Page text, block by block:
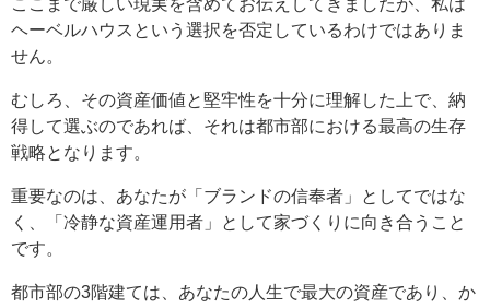
ヘーベルハウスという選択を否定しているわけではありま
せん。
むしろ、その資産価値と堅牢性を十分に理解した上で、納
得して選ぶのであれば、それは都市部における最高の生存
戦略となります。
重要なのは、あなたが「ブランドの信奉者」としてではな
く、「冷静な資産運用者」として家づくりに向き合うこと
です。
都市部の3階建ては、あなたの人生で最大の資産であり、か